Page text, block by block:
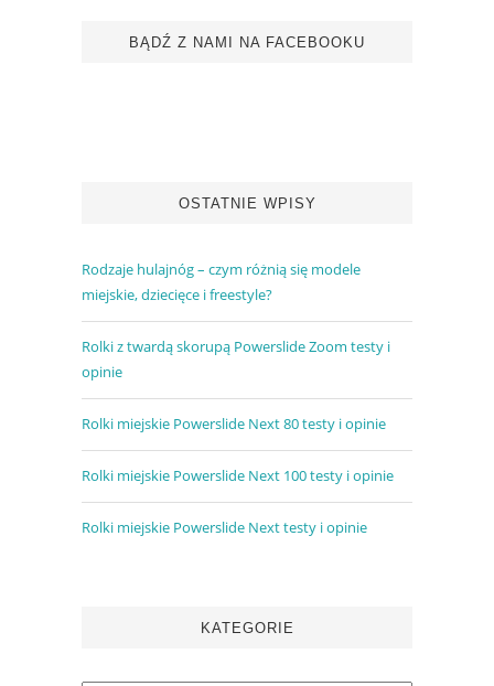
BĄDŹ Z NAMI NA FACEBOOKU
OSTATNIE WPISY
Rodzaje hulajnóg – czym różnią się modele
miejskie, dziecięce i freestyle?
Rolki z twardą skorupą Powerslide Zoom testy i
opinie
Rolki miejskie Powerslide Next 80 testy i opinie
Rolki miejskie Powerslide Next 100 testy i opinie
Rolki miejskie Powerslide Next testy i opinie
KATEGORIE